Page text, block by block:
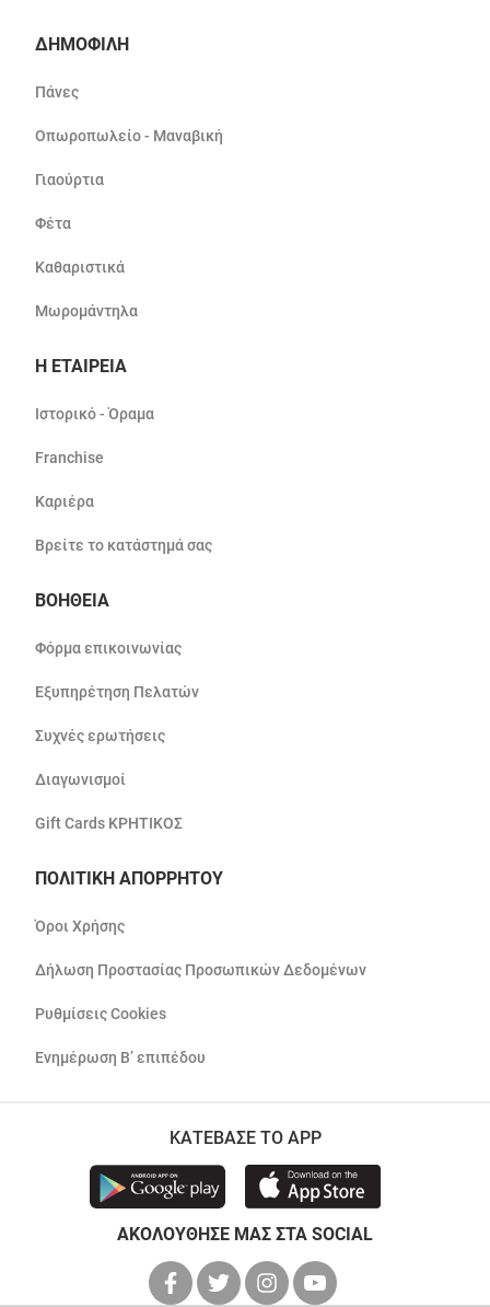
ΔΗΜΟΦΙΛΗ
Πάνες
Οπωροπωλείο - Μαναβική
Γιαούρτια
Φέτα
Καθαριστικά
Μωρομάντηλα
Η ΕΤΑΙΡΕΙΑ
Ιστορικό - Όραμα
Franchise
Καριέρα
Βρείτε το κατάστημά σας
ΒΟΗΘΕΙΑ
Φόρμα επικοινωνίας
Εξυπηρέτηση Πελατών
Συχνές ερωτήσεις
Διαγωνισμοί
Gift Cards ΚΡΗΤΙΚΟΣ
ΠΟΛΙΤΙΚΗ ΑΠΟΡΡΗΤΟΥ
Όροι Χρήσης
Δήλωση Προστασίας Προσωπικών Δεδομένων
Ρυθμίσεις Cookies
Ενημέρωση Β’ επιπέδου
ΚΑΤΕΒΑΣΕ ΤΟ APP
ΑΚΟΛΟΥΘΗΣΕ ΜΑΣ ΣΤΑ SOCIAL